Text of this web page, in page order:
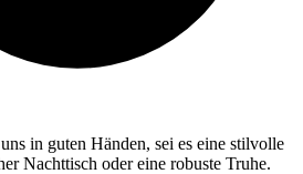
in guten Händen, sei es eine stilvolle
Nachttisch oder eine robuste Truhe.